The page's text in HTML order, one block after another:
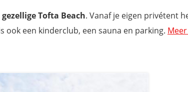
Tofta Beach. Vanaf je eigen privétent
een kinderclub, een sauna en parking.